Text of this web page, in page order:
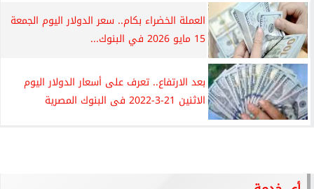
العملة الخضراء بكام.. سعر الدولار اليوم الجمعة
15 مايو 2026 في البنوك...
بعد الارتفاع.. تعرف على أسعار الدولار اليوم
الاثنين 21-3-2022 فى البنوك المصرية